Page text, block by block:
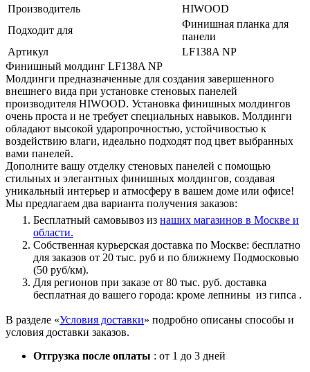
Производитель
HIWOOD
Подходит для
Финишная планка для
панели
Артикул
LF138A NP
Финишный молдинг LF138A NP
Молдинги предназначенные для создания завершенного
внешнего вида при установке стеновых панелей
производителя HIWOOD. Установка финишных молдингов
очень проста и не требует специальных навыков. Молдинги
обладают высокой ударопрочностью, устойчивостью к
воздействию влаги, идеально подходят под цвет выбранных
вами панелей.
Дополните вашу отделку стеновых панелей с помощью
стильных и элегантных финишных молдингов, создавая
уникальный интерьер и атмосферу в вашем доме или офисе!
Мы предлагаем два варианта получения заказов:
Бесплатный самовывоз из наших магазинов в Москве и
области.
Собственная курьерская доставка по Москве: бесплатно
для заказов от 20 тыс. руб и по ближнему Подмосковью
(50 руб/км).
Для регионов при заказе от 80 тыс. руб. доставка
бесплатная до вашего города: кроме лепнины из гипса .
В разделе «Условия доставки» подробно описаны способы и
условия доставки заказов.
Отгрузка после оплаты : от 1 до 3 дней